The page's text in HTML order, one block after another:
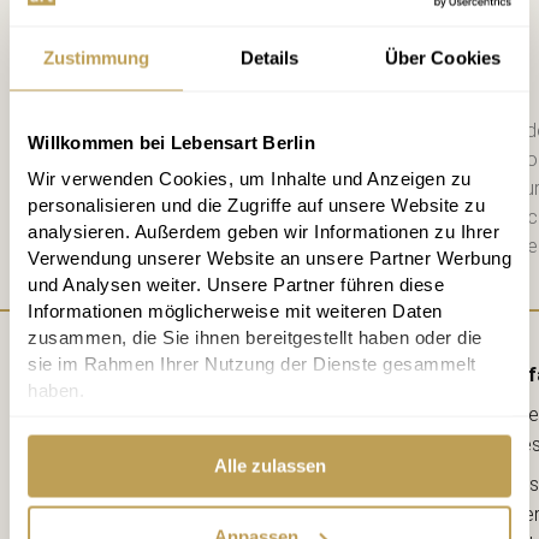
Zustimmung Details Über Cookies
Willkommen bei Lebensart Berlin
Wir verwenden Cookies, um Inhalte und Anzeigen zu
personalisieren und die Zugriffe auf unsere Website zu
analysieren. Außerdem geben wir Informationen zu Ihrer
Verwendung unserer Website an unsere Partner Werbung
und Analysen weiter. Unsere Partner führen diese
Informationen möglicherweise mit weiteren Daten
zusammen, die Sie ihnen bereitgestellt haben oder die
sie im Rahmen Ihrer Nutzung der Dienste gesammelt
haben.
Alle zulassen
Bitte schicken Sie mir bis zum
zweiwöchigen Newsletter mit
Datenschutzerklärunghabe ich
diese. Jederzeit abbestellbar.
Mail einen 10 € Gutschein für die
12163